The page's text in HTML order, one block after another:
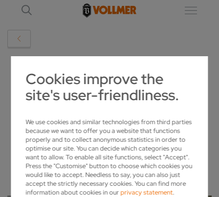
Cookies improve the
site's user-friendliness.
We use cookies and similar technologies from third parties
because we want to offer you a website that functions
properly and to collect anonymous statistics in order to
optimise our site. You can decide which categories you
want to allow. To enable all site functions, select "Accept".
Press the "Customise" button to choose which cookies you
would like to accept. Needless to say, you can also just
accept the strictly necessary cookies. You can find more
information about cookies in ourprivacy statement.
ANDREAS BÖHM IST NEUER
GESCHÄFTSFÜHRER VON VOLLMER
2024-04-16